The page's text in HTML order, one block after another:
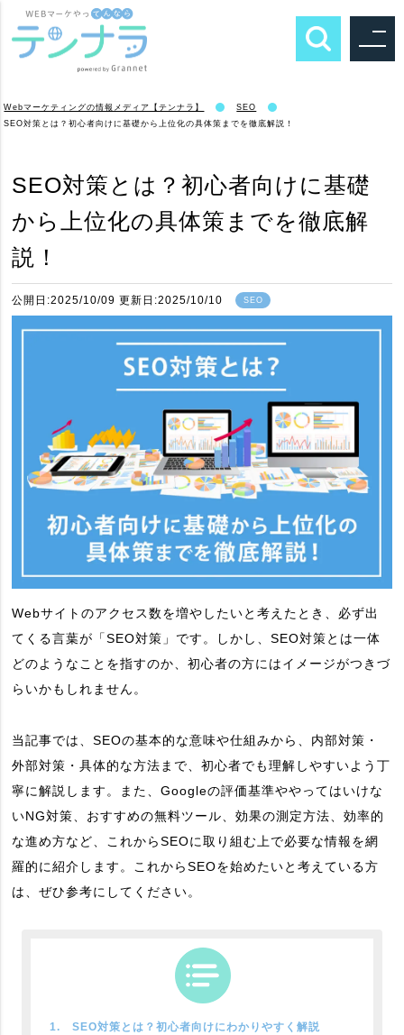
Webマーケティングの情報メディア【テンナラ】
SEO
SEO対策とは？初心者向けに基礎から上位化の具体策までを徹底解説！
SEO対策とは？初心者向けに基礎
から上位化の具体策までを徹底解
説！
公開日:2025/10/09 更新日:2025/10/10 SEO
Webサイトのアクセス数を増やしたいと考えたとき、必ず出
てくる言葉が「SEO対策」です。しかし、SEO対策とは一体
どのようなことを指すのか、初心者の方にはイメージがつきづ
らいかもしれません。
当記事では、SEOの基本的な意味や仕組みから、内部対策・
外部対策・具体的な方法まで、初心者でも理解しやすいよう丁
寧に解説します。また、Googleの評価基準ややってはいけな
いNG対策、おすすめの無料ツール、効果の測定方法、効率的
な進め方など、これからSEOに取り組む上で必要な情報を網
羅的に紹介します。これからSEOを始めたいと考えている方
は、ぜひ参考にしてください。
1. SEO対策とは？初心者向けにわかりやすく解説